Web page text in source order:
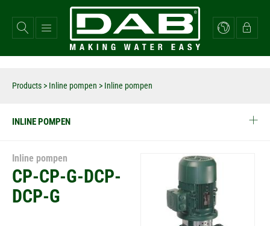
naar
Products > Inline pompen > Inline pompen
INLINE POMPEN
Inline pompen
CP-CP-G-DCP-
DCP-G